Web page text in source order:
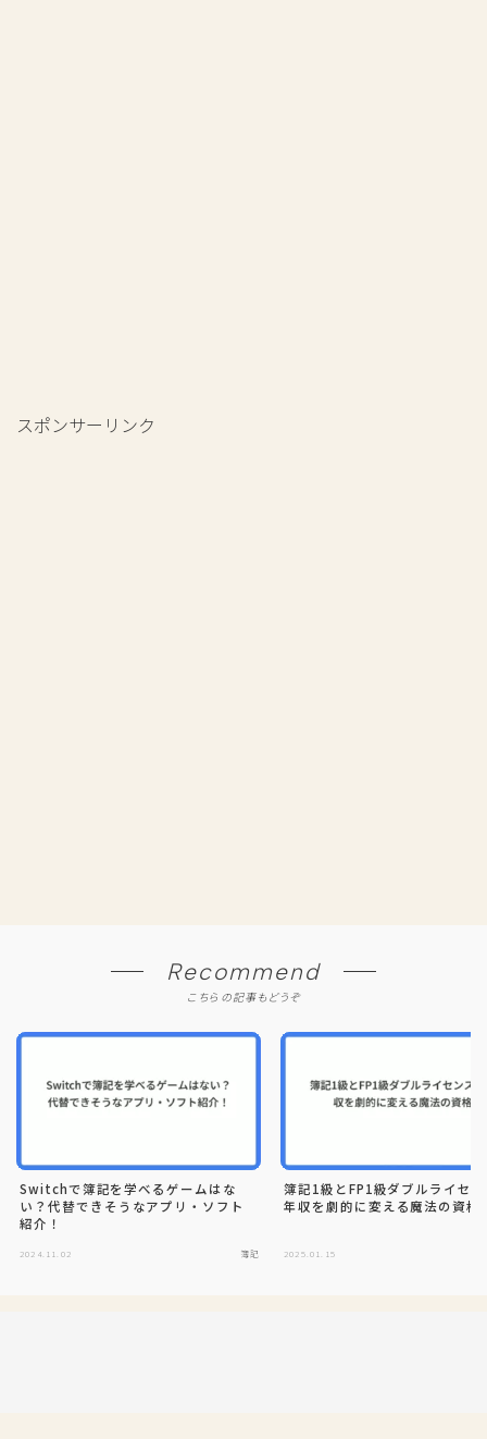
スポンサーリンク
Recommend
こちらの記事もどうぞ
Switchで簿記を学べるゲームはな
い？代替できそうなアプリ・ソフト
紹介！
2024.11.02 簿記
簿記1級とFP1級ダブルライセ
年収を劇的に変える魔法の資格
2025.01.15